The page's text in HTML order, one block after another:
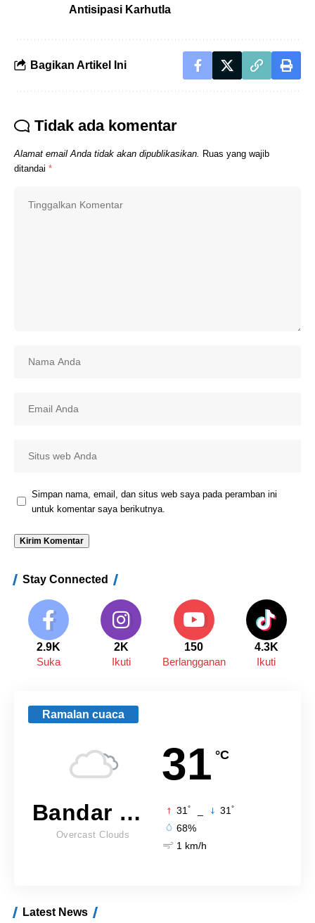
Antisipasi Karhutla
Bagikan Artikel Ini
Tidak ada komentar
Alamat email Anda tidak akan dipublikasikan. Ruas yang wajib
ditandai *
Simpan nama, email, dan situs web saya pada peramban ini
untuk komentar saya berikutnya.
Stay Connected
2.9K
Suka
2K
Ikuti
150
Berlangganan
4.3K
Ikuti
Ramalan cuaca
31 °C
Bandar Lampung
Overcast Clouds
31 ° 31 °
68%
1 km/h
Latest News